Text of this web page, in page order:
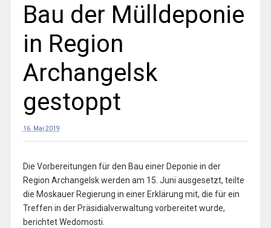
Bau der Mülldeponie
in Region
Archangelsk
gestoppt
16. Mai 2019
Die Vorbereitungen für den Bau einer Deponie in der
Region Archangelsk werden am 15. Juni ausgesetzt, teilte
die Moskauer Regierung in einer Erklärung mit, die für ein
Treffen in der Präsidialverwaltung vorbereitet wurde,
berichtet Wedomosti.